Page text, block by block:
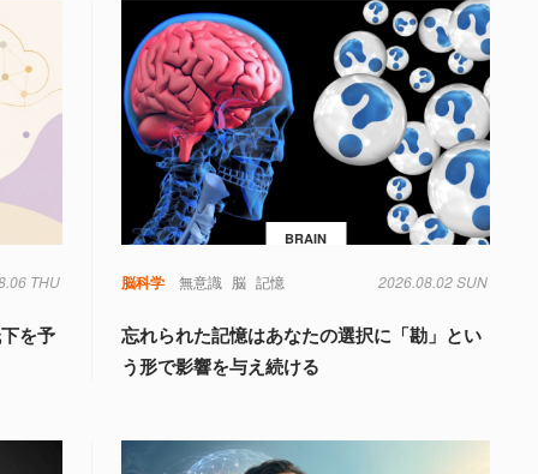
THU
を予
BRAIN
脳科学 無意識 脳 記憶 2026.08.02 SUN
忘れられた記憶はあなたの選択に「勘」とい
う形で影響を与え続ける